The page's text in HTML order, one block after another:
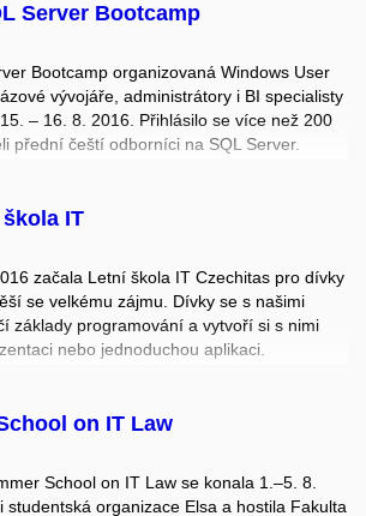
systému MU a také o městě Brně.
Server Bootcamp
Bootcamp organizovaná Windows User
vývojáře, administrátory i BI specialisty
– 16. 8. 2016. Přihlásilo se více než 200
přední čeští odborníci na SQL Server.
IT
začala Letní škola IT Czechitas pro dívky
se velkému zájmu. Dívky se s našimi
základy programování a vytvoří si s nimi
nebo jednoduchou aplikaci.
Fakultu informatiky MU. Pokud
zjistíte, že letní školu pro vás mj.
Cabanová, Mgr. Markéta Szydlowska,
on IT Law
School on IT Law se konala 1.–5. 8.
studentská organizace Elsa a hostila Fakulta